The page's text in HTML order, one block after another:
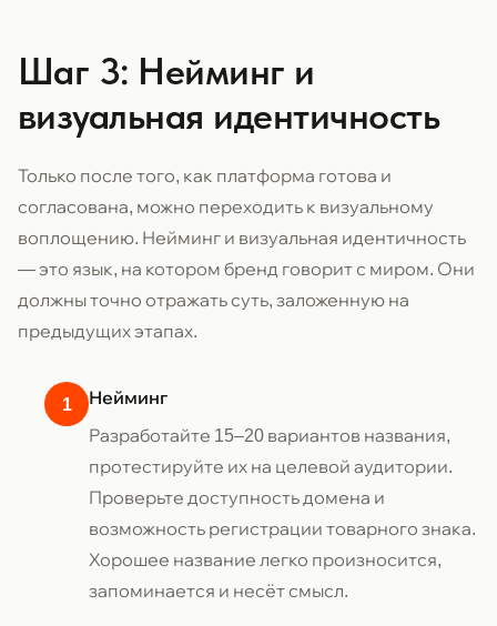
Шаг 3: Нейминг и
визуальная идентичность
Только после того, как платформа готова и
согласована, можно переходить к визуальному
воплощению. Нейминг и визуальная идентичность
— это язык, на котором бренд говорит с миром. Они
должны точно отражать суть, заложенную на
предыдущих этапах.
Нейминг
Разработайте 15–20 вариантов названия,
протестируйте их на целевой аудитории.
Проверьте доступность домена и
возможность регистрации товарного знака.
Хорошее название легко произносится,
запоминается и несёт смысл.